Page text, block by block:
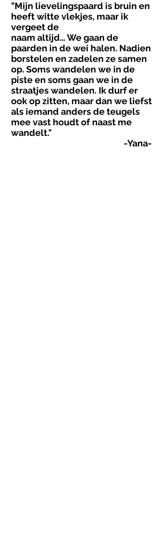
"Mijn lievelingspaard is bruin en
heeft witte vlekjes, maar ik
vergeet de
naam altijd… We gaan de
paarden in de wei halen. Nadien
borstelen en zadelen ze samen
op. Soms wandelen we in de
piste en soms gaan we in de
straatjes wandelen. Ik durf er
ook op zitten, maar dan we liefst
als iemand anders de teugels
mee vast houdt of naast me
wandelt."
-Yana-